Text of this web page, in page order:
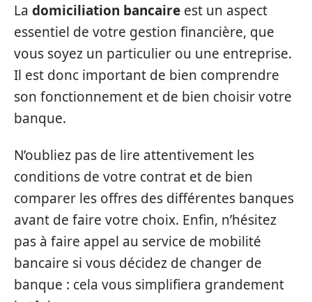
La domiciliation bancaire est un aspect
essentiel de votre gestion financière, que
vous soyez un particulier ou une entreprise.
Il est donc important de bien comprendre
son fonctionnement et de bien choisir votre
banque.
N’oubliez pas de lire attentivement les
conditions de votre contrat et de bien
comparer les offres des différentes banques
avant de faire votre choix. Enfin, n’hésitez
pas à faire appel au service de mobilité
bancaire si vous décidez de changer de
banque : cela vous simplifiera grandement